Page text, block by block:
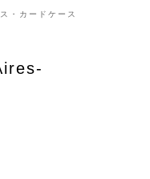
・カードケース